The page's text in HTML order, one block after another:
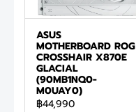
ASUS
MOTHERBOARD ROG
CROSSHAIR X870E
GLACIAL
(90MB1NQ0-
M0UAY0)
฿44,990